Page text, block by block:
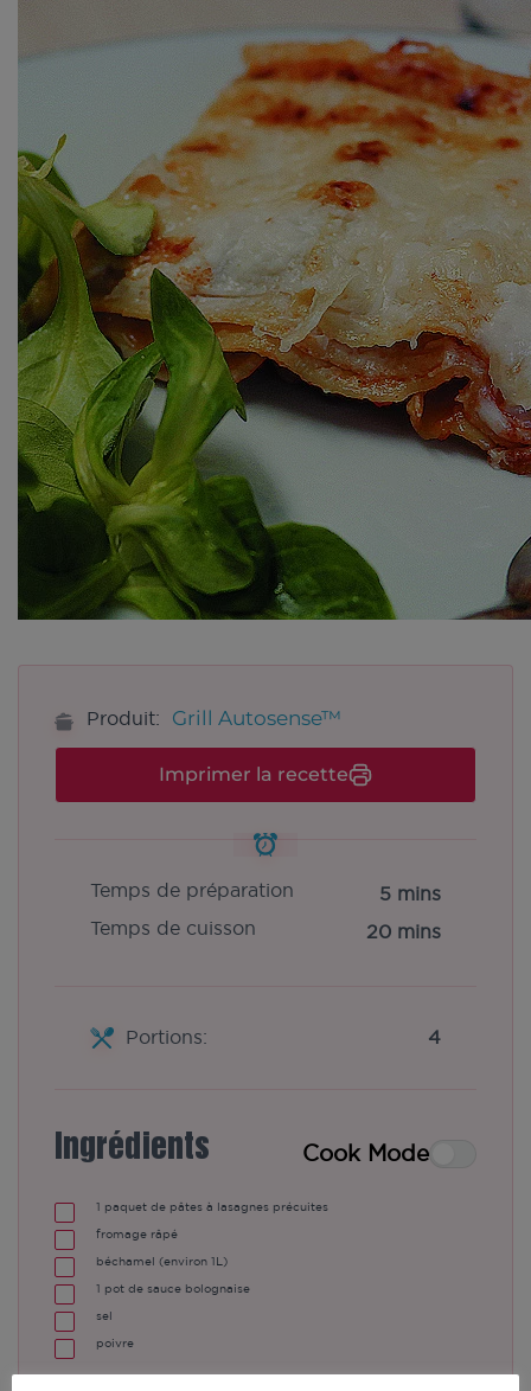
Produit: Grill Autosense™
Imprimer la recette
Temps de préparation
5 mins
Temps de cuisson
20 mins
Portions: 4
Ingrédients Cook Mode
1 paquet de pâtes à lasagnes précuites
fromage râpé
béchamel (environ 1L)
1 pot de sauce bolognaise
sel
poivre